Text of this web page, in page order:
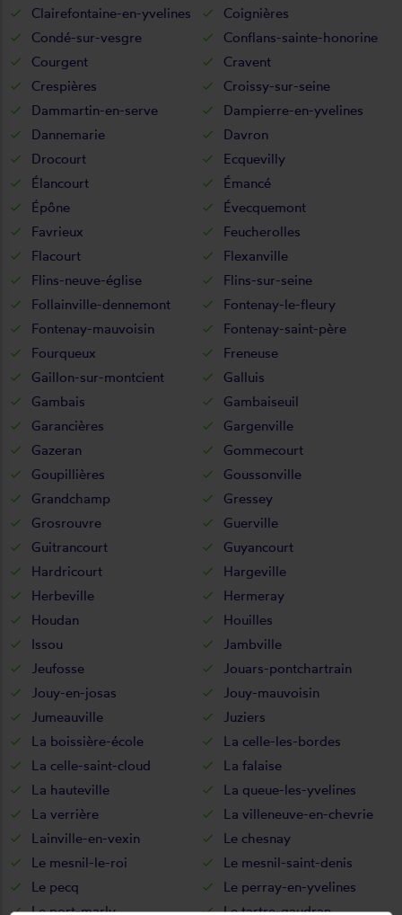
Clairefontaine-en-yvelines
Coignières
Condé-sur-vesgre
Conflans-sainte-honorine
Courgent
Cravent
Crespières
Croissy-sur-seine
Dammartin-en-serve
Dampierre-en-yvelines
Dannemarie
Davron
Drocourt
Ecquevilly
Élancourt
Émancé
Épône
Évecquemont
Favrieux
Feucherolles
Flacourt
Flexanville
Flins-neuve-église
Flins-sur-seine
Follainville-dennemont
Fontenay-le-fleury
Fontenay-mauvoisin
Fontenay-saint-père
Fourqueux
Freneuse
Gaillon-sur-montcient
Galluis
Gambais
Gambaiseuil
Garancières
Gargenville
Gazeran
Gommecourt
Goupillières
Goussonville
Grandchamp
Gressey
Grosrouvre
Guerville
Guitrancourt
Guyancourt
Hardricourt
Hargeville
Herbeville
Hermeray
Houdan
Houilles
Issou
Jambville
Jeufosse
Jouars-pontchartrain
Jouy-en-josas
Jouy-mauvoisin
Jumeauville
Juziers
La boissière-école
La celle-les-bordes
La celle-saint-cloud
La falaise
La hauteville
La queue-les-yvelines
La verrière
La villeneuve-en-chevrie
Lainville-en-vexin
Le chesnay
Le mesnil-le-roi
Le mesnil-saint-denis
Le pecq
Le perray-en-yvelines
Le port-marly
Le tartre-gaudran